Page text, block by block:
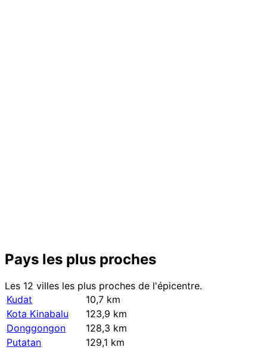
Pays les plus proches
Les 12 villes les plus proches de l'épicentre.
Kudat
10,7 km
Kota Kinabalu
123,9 km
Donggongon
128,3 km
Putatan
129,1 km